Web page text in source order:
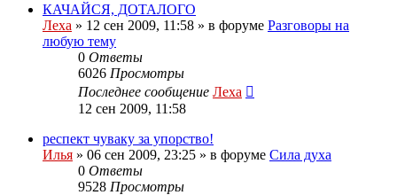
КАЧАЙСЯ, ДОТАЛОГО
Леха » 12 сен 2009, 11:58 » в форуме Разговоры на
любую тему
0 Ответы
6026 Просмотры
Последнее сообщение Леха
12 сен 2009, 11:58
респект чуваку за упорство!
Илья » 06 сен 2009, 23:25 » в форуме Сила духа
0 Ответы
9528 Просмотры